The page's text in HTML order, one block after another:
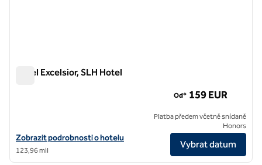
Hotel Excelsior, SLH Hotel
Zobrazit podrobnosti o hotelu v hotelu Excelsior, hotelu SLH
Zobrazit podrobnosti o hotelu
123,96 mil
Od* 159 EUR
Platba předem včetně snídaně
Honors
Vybrat datum
1/8